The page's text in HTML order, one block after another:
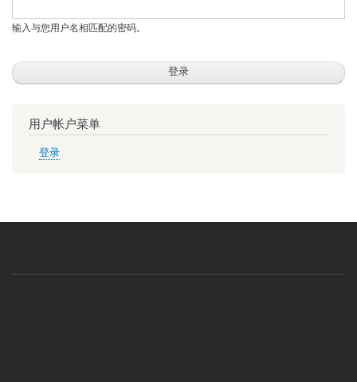
输入与您用户名相匹配的密码。
用户帐户菜单
登录